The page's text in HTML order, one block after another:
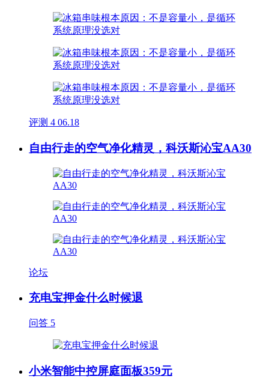
评测 4 06.18
自由行走的空气净化精灵，科沃斯沁宝AA30
论坛
充电宝押金什么时候退
问答 5
小米智能中控屏庭面板359元